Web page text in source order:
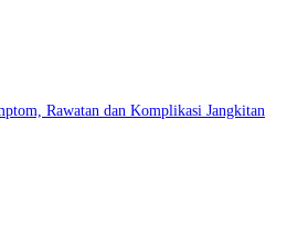
Rawatan dan Komplikasi Jangkitan